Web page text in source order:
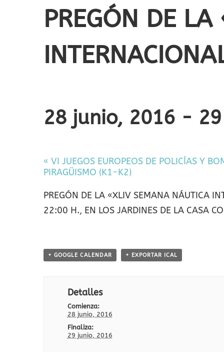
PREGÓN DE
28 junio, 2016 -
Evento
« VI JUEGOS EUROPEOS DE POLICÍAS Y
PIRAGÜISMO (K1-K2)
PREGÓN DE LA «XLIV SEMANA NÁUTICA
22:00 H., EN LOS JARDINES DE LA CASA
+ GOOGLE CALENDAR + EXPORTAR ICAL
Detalles
Comienza:
28 junio, 2016
Finaliza:
29 junio, 2016